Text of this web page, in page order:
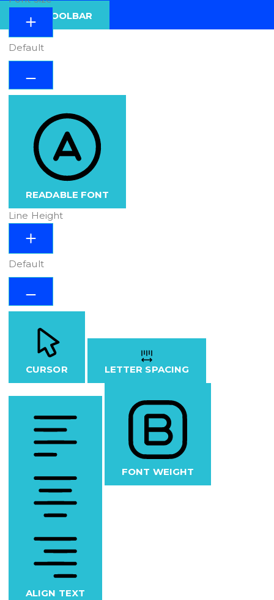
HIDE TOOLBAR
Default
READABLE FONT
Line Height
Default
CURSOR LETTER SPACING
ALIGN TEXT
FONT WEIGHT